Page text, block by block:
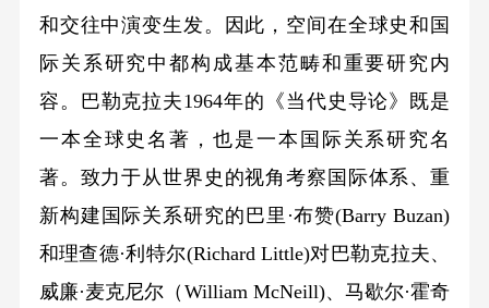
和交往中演变生发。因此，空间在全球史和国
际关系研究中都构成基本范畴和重要研究内
容。巴勒克拉夫1964年的《当代史导论》既是
一本全球史名著，也是一本国际关系研究名
著。致力于从世界史的视角考察国际体系、重
新构建国际关系研究的巴里·布赞(Barry Buzan)
和理查德·利特尔(Richard Little)对巴勒克拉夫、
威廉·麦克尼尔（William McNeill)、马歇尔·霍奇